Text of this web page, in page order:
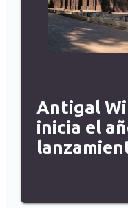
Antigal
inicia el